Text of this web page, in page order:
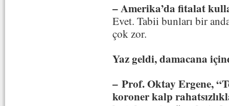
– Amerika’da fitalat
Evet. Tabii bunları bir
çok zor.
Yaz geldi, damacana
– Prof. Oktay Ergene,
koroner kalp